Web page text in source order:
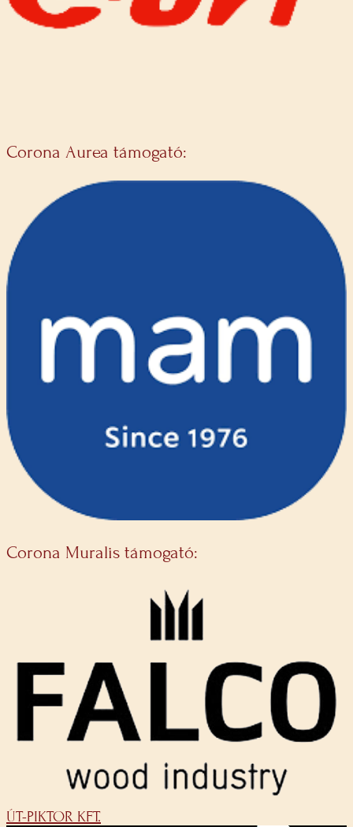
Corona Aurea támogató:
Corona Muralis támogató:
ÚT-PIKTOR KFT.